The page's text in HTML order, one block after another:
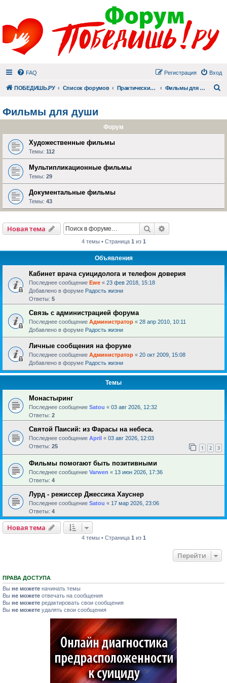
FAQ Вход
Регистрация
ПОБЕДИШЬ.РУ Список форумов Практический раздел Фильмы для души
Фильмы для души
Форум
Художественные фильмы
Темы: 112
Мультипликационные фильмы
Темы: 29
Документальные фильмы
Темы: 43
Новая тема Поиск
4 темы • Страница 1 из 1
Объявления
Кабинет врача суицидолога и телефон доверия
Последнее сообщение Ewe « 23 фев 2018, 15:18
Добавлено в форуме Радость жизни
Ответы: 5
Связь с администрацией форума
Последнее сообщение Администратор « 28 апр 2010, 10:11
Добавлено в форуме Радость жизни
Личные сообщения на форуме
Последнее сообщение Администратор « 20 окт 2009, 15:08
Добавлено в форуме Радость жизни
Темы
Монастыринг
Последнее сообщение Satou « 03 авг 2026, 12:32
Ответы: 2
Святой Паисий: из Фарасы на небеса.
Последнее сообщение April « 03 авг 2026, 12:03
Ответы: 25 1 2 3
Фильмы помогают быть позитивными
Последнее сообщение Varwen « 13 июн 2026, 17:36
Ответы: 4
Лурд - режиссер Джессика Хауснер
Последнее сообщение Satou « 17 мар 2026, 23:06
Ответы: 4
Новая тема
4 темы • Страница 1 из 1
Перейти
ПРАВА ДОСТУПА
Вы не можете начинать темы
Вы не можете отвечать на сообщения
Вы не можете редактировать свои сообщения
Вы не можете удалять свои сообщения